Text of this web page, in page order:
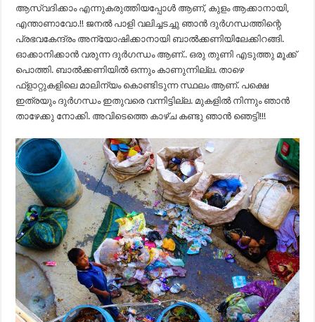
ആസ്വദിക്കാം എന്നുകരുത്തിയപ്പോൾ ആണ്, കുളം ആക്കാനായി,
എന്താണാവോ.!! ജനൽ പാളി വലിച്ചടച്ചു ഞാൻ ദുർഗന്ധത്തിന്റെ
പ്രഭവകേന്ദ്രം അന്യോഷിക്കാനായി ബാൽക്കണിയിലേക്കിറങ്ങി.
ഓക്കാനിക്കാൻ വരുന്ന ദുർഗന്ധം ആണ്.. ഒരു തുണി എടുത്തു മൂക്ക്
പൊത്തി. ബാൽക്കണിയിൽ ഒന്നും കാണുന്നില്ല. താഴെ
ഫ്ളാറ്റുകളിലെ മാലിന്യം കൊണ്ടിടുന്ന സ്ഥലം ആണ്. പക്ഷെ
ഇത്രയും ദുർഗന്ധം ഇതുവരെ വന്നിട്ടില്ല. മുകളിൽ നിന്നും ഞാൻ
താഴേക്കു നോക്കി. അവിടെത്തെ കാഴ്ച കണ്ടു ഞാൻ ഞെട്ടി!!!